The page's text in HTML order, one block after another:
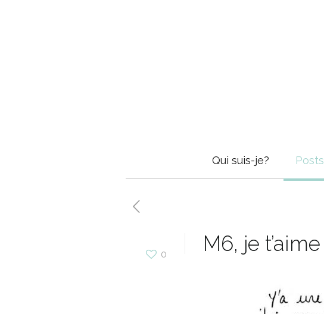
Qui suis-je? Posts
0 M6, je t’aime